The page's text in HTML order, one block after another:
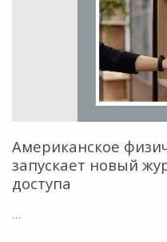
RUARXIVE"
Американское
запускает новый
доступа
…